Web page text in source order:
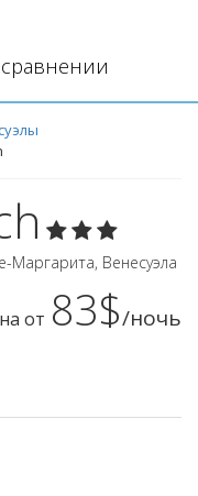
Маргарита, Венесуэла
от 83$/ночь